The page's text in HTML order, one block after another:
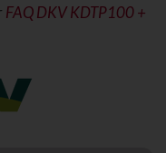
FAQ DKV KDTP100 +